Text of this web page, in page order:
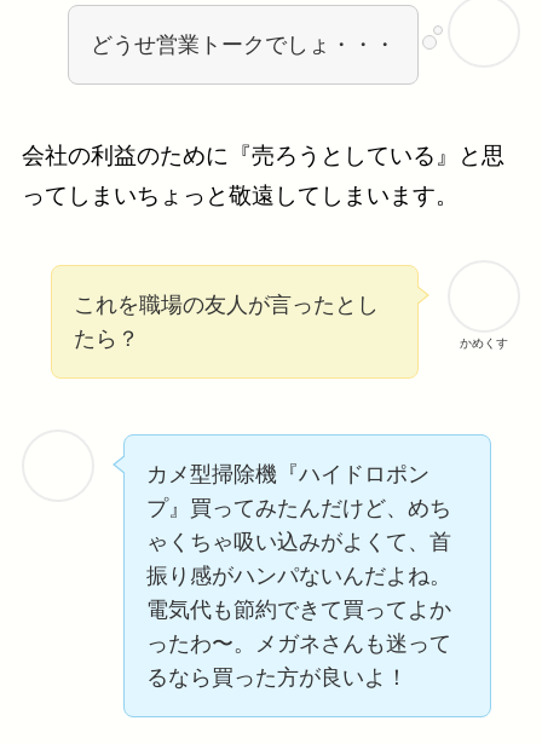
どうせ営業トークでしょ・・・
会社の利益のために『売ろうとしている』と思
ってしまいちょっと敬遠してしまいます。
かめくす
これを職場の友人が言ったとし
たら？
カメ型掃除機『ハイドロポン
プ』買ってみたんだけど、めち
ゃくちゃ吸い込みがよくて、首
振り感がハンパないんだよね。
電気代も節約できて買ってよか
ったわ〜。メガネさんも迷って
るなら買った方が良いよ！